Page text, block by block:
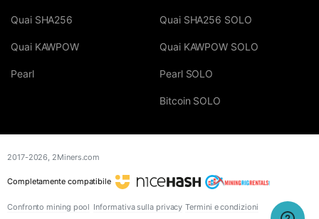
Quai SHA256
Quai KAWPOW
Pearl
Quai SHA256 SOLO
Quai KAWPOW SOLO
Pearl SOLO
Bitcoin SOLO
2017-2026, 2Miners.com
Completamente compatibile
Confronto mining pool Informativa sulla privacy Termini e condizioni